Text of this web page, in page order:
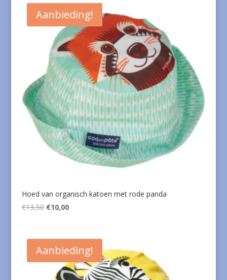
€18,00.€10,00.
Aanbieding!
Hoed van organisch katoen met rode panda
€13,50 Oorspronkelijke
€13,50.
€10,00Huidige
€10,00.
Aanbieding!